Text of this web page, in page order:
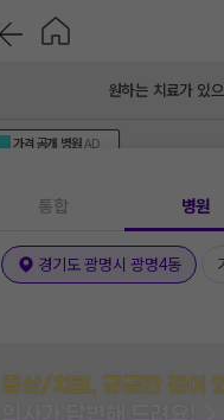
원하는 치료가 있
가격공개 병원AD
통합 병원
경기도 광명시 광명4동
증상/치료, 궁금한 점이